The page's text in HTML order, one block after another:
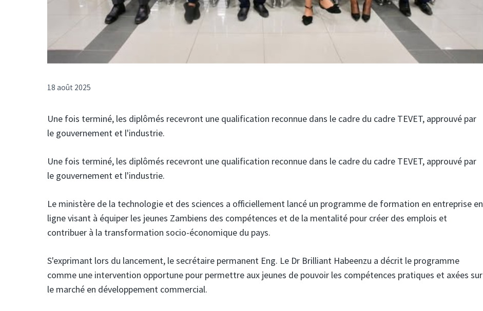
18 août 2025
Une fois terminé, les diplômés recevront une qualification reconnue dans le cadre du cadre TEVET, approuvé par
le gouvernement et l'industrie.
Une fois terminé, les diplômés recevront une qualification reconnue dans le cadre du cadre TEVET, approuvé par
le gouvernement et l'industrie.
Le ministère de la technologie et des sciences a officiellement lancé un programme de formation en entreprise en
ligne visant à équiper les jeunes Zambiens des compétences et de la mentalité pour créer des emplois et
contribuer à la transformation socio-économique du pays.
S'exprimant lors du lancement, le secrétaire permanent Eng. Le Dr Brilliant Habeenzu a décrit le programme
comme une intervention opportune pour permettre aux jeunes de pouvoir les compétences pratiques et axées sur
le marché en développement commercial.